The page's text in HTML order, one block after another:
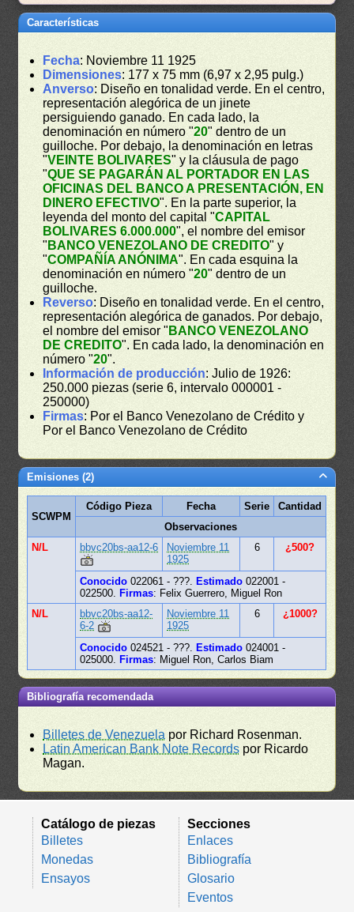
Características
Fecha: Noviembre 11 1925
Dimensiones: 177 x 75 mm (6,97 x 2,95 pulg.)
Anverso: Diseño en tonalidad verde. En el centro,
representación alegórica de un jinete
persiguiendo ganado. En cada lado, la
denominación en número "20" dentro de un
guilloche. Por debajo, la denominación en letras
"VEINTE BOLIVARES" y la cláusula de pago
"QUE SE PAGARÁN AL PORTADOR EN LAS
OFICINAS DEL BANCO A PRESENTACIÓN, EN
DINERO EFECTIVO". En la parte superior, la
leyenda del monto del capital "CAPITAL
BOLIVARES 6.000.000", el nombre del emisor
" BANCO VENEZOLANO DE CREDITO" y
"COMPAÑÍA ANÓNIMA". En cada esquina la
denominación en número "20" dentro de un
guilloche.
Reverso: Diseño en tonalidad verde. En el centro,
representación alegórica de ganados. Por debajo,
el nombre del emisor " BANCO VENEZOLANO
DE CREDITO". En cada lado, la denominación en
número "20".
Información de producción: Julio de 1926:
250.000 piezas (serie 6, intervalo 000001 -
250000)
Firmas: Por el Banco Venezolano de Crédito y
Por el Banco Venezolano de Crédito
Emisiones (2)
SCWPM
Código Pieza Fecha Serie
Cantidad
Observaciones
N/L
bbvc20bs-aa12-6
Noviembre 11
1925
6 ¿500?
Conocido 022061 - ???.Estimado 022001 -
022500.Firmas: Felix Guerrero, Miguel Ron
N/L
bbvc20bs-aa12-
6-2
Noviembre 11
1925
6 ¿1000?
Conocido 024521 - ???.Estimado 024001 -
025000.Firmas: Miguel Ron, Carlos Biam
Bibliografía recomendada
Billetes de Venezuela por Richard Rosenman.
Latin American Bank Note Records por Ricardo
Magan.
Catálogo de piezas
Billetes
Monedas
Ensayos
Secciones
Enlaces
Bibliografía
Glosario
Eventos